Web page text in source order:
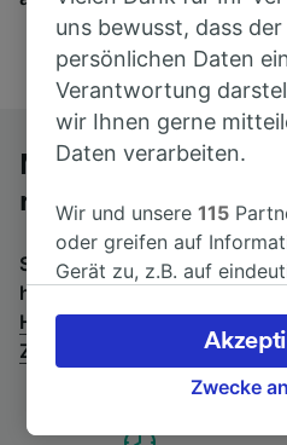
Mit dem Fernbus
nach Siegen
Suchen Sie nach einem
hier entlang:Fernbusse von
Hbf
.Wenn Sie lieber mit
Züge von Dortmund Hbf bis
uns bewusst, dass
persönlichen Daten
Verantwortung
wir Ihnen gerne
Daten verarbeiten.
Wir und unsere115
oder greifen auf
Gerät zu, z.B. auf
verarbeiten. Sie können
akzeptieren oder
Ihres
Zwecke